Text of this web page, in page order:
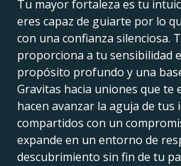
Tu mayor fortaleza es tu
eres capaz de guiarte por lo
con una confianza silenciosa.
proporciona a tu sensibilidad
propósito profundo y una
Gravitas hacia uniones que te
hacen avanzar la aguja de tus
compartidos con un
expande en un entorno de
descubrimiento sin fin de tu